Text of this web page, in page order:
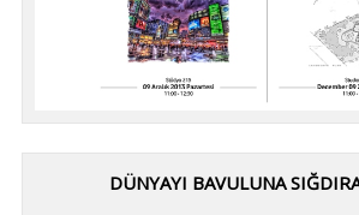
DÜNYAYI BAVULUNA